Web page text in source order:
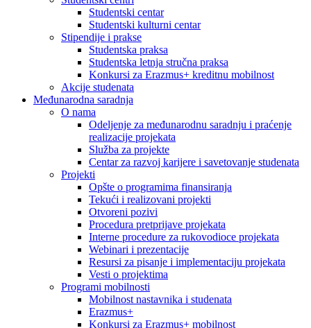
Studentski centar
Studentski kulturni centar
Stipendije i prakse
Studentska praksa
Studentska letnja stručna praksa
Konkursi za Erazmus+ kreditnu mobilnost
Akcije studenata
Međunarodna saradnja
O nama
Odeljenje za međunarodnu saradnju i praćenje
realizacije projekata
Služba za projekte
Centar za razvoj karijere i savetovanje studenata
Projekti
Opšte o programima finansiranja
Tekući i realizovani projekti
Otvoreni pozivi
Procedura pretprijave projekata
Interne procedure za rukovodioce projekata
Webinari i prezentacije
Resursi za pisanje i implementaciju projekata
Vesti o projektima
Programi mobilnosti
Mobilnost nastavnika i studenata
Erazmus+
Konkursi za Erazmus+ mobilnost